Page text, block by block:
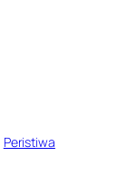
Peristiwa